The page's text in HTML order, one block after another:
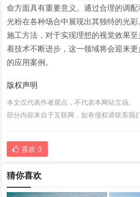
命方面具有重要意义。通过合理的调
光粉在各种场合中展现出其独特的光
施工方法，对于实现理想的视觉效果
着技术不断进步，这一领域将会迎来
的应用案例。
版权声明
本文仅代表作者观点，不代表本网站立场。
部分内容来自于互联网，如有侵权请联系我
喜欢 0
猜你喜欢